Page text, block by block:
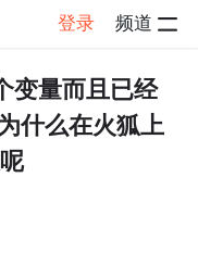
登录 频道
变量而且已经
什么在火狐上